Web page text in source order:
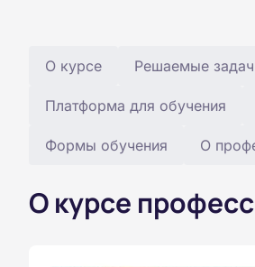
О курсе Решаемые
Платформа для обучения
Формы обучения О
О курсе